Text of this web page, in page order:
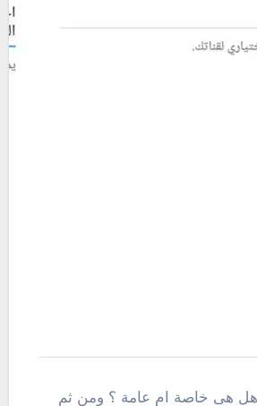
هل هى خاصة ام عامة ؟ ومن ثم